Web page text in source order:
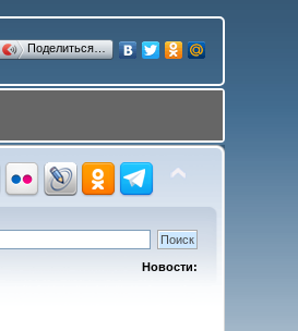
Поделиться…
Новости: